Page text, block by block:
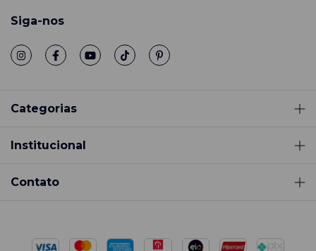
Siga-nos
Categorias
Institucional
Contato